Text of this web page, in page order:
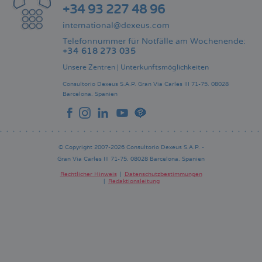
+34 93 227 48 96
international@dexeus.com
Telefonnummer für Notfälle am Wochenende:
+34 618 273 035
Unsere Zentren Unterkunftsmöglichkeiten
Consultorio Dexeus S.A.P. Gran Via Carles III 71-75. 08028
Barcelona. Spanien
© Copyright 2007-2026 Consultorio Dexeus S.A.P. -
Gran Via Carles III 71-75. 08028 Barcelona. Spanien
Rechtlicher Hinweis
Datenschutzbestimmungen
Redaktionsleitung